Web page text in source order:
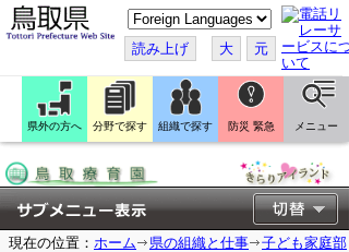
こ
の
ペ
ー
ジ
翻
訳
す
読み上げ 大 元
県外の方へ 分野で探す 組織で探す 防災 緊急 メニュー
現在の位置： ホーム 県の組織と仕事
子ども家庭部